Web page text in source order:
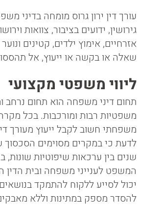
עורך דין ירון גרוס מומחה בדיני
גירושין, ידועים בציבור, צוואות
אזרחיים, אימוץ ילדים, קטינים ונוער
שאלה או בקשה או ייעוץ, אל
ליווי משפטי מקצועי
תחום דיני משפחה הוא תחום נרחב
משפטיות רבות ומורכבות. בכל
משפחתי חשוב לקבל ייעוץ מעורך
לדעת כי במקרים מסוימים הסכסוך
שנים בין ערכאות שיפוטיות שונות,
המשפט לענייני משפחה ובית הדין
יכול לסייע ללקוח להתמקד
להסדר מספק במתינות וללא